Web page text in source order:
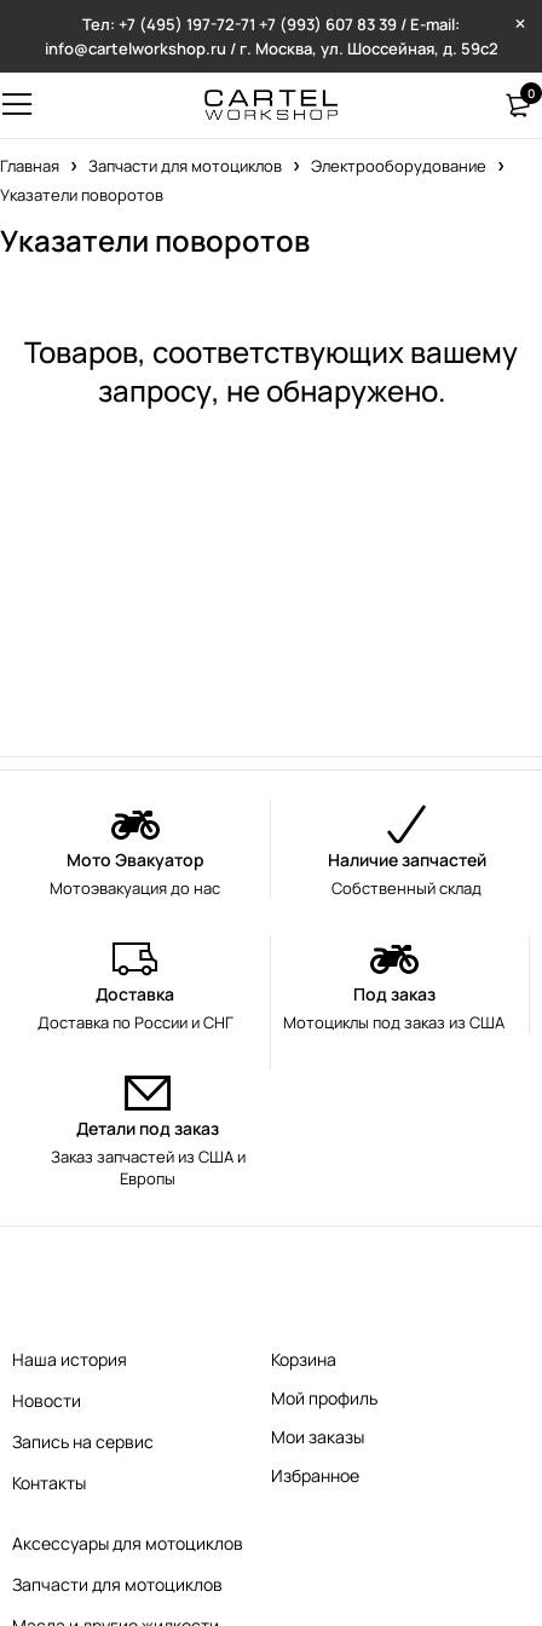
Тел: +7 (495) 197-72-71 +7 (993) 607 83 39 / E-mail:
info@cartelworkshop.ru / г. Москва, ул. Шоссейная, д. 59с2
0
Главная Запчасти для мотоциклов
Электрооборудование
Указатели поворотов
Указатели поворотов
Товаров, соответствующих вашему
запросу, не обнаружено.
Мото Эвакуатор
Мотоэвакуация до нас
Наличие запчастей
Собственный склад
Доставка
Доставка по России и СНГ
Под заказ
Мотоциклы под заказ из США
Детали под заказ
Заказ запчастей из США и
Европы
Аксессуары для мотоциклов
Запчасти для мотоциклов
Наша история
Новости
Запись на сервис
Контакты
Корзина
Мой профиль
Мои заказы
Избранное